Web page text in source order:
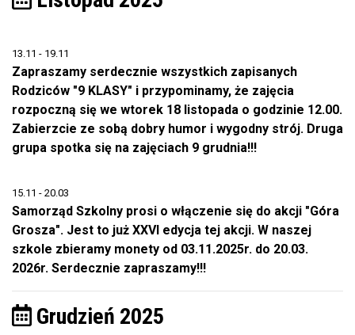
13.11 - 19.11
Zapraszamy serdecznie wszystkich zapisanych
Rodziców "9 KLASY" i przypominamy, że zajęcia
rozpoczną się we wtorek 18 listopada o godzinie 12.00.
Zabierzcie ze sobą dobry humor i wygodny strój. Druga
grupa spotka się na zajęciach 9 grudnia!!!
15.11 - 20.03
Samorząd Szkolny prosi o włączenie się do akcji "Góra
Grosza". Jest to już XXVI edycja tej akcji. W naszej
szkole zbieramy monety od 03.11.2025r. do 20.03.
2026r. Serdecznie zapraszamy!!!
Grudzień 2025